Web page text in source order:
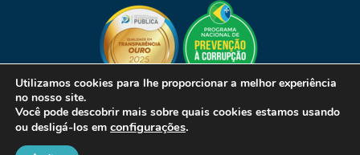
Utilizamos cookies para lhe proporcionar a melhor experiência
no nosso site.
Você pode descobrir mais sobre quais cookies estamos usando
ou desligá-los em configurações.